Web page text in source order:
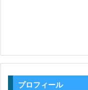
プロフィール